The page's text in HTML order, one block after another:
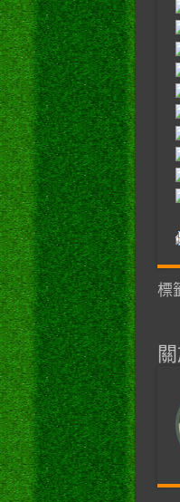
標